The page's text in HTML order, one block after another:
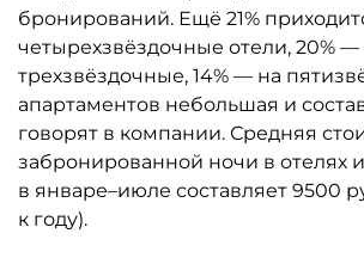
бронирований. Ещё 21%
четырехзвёздочные отели, 20% —
трехзвёздочные, 14% — на
апартаментов небольшая и
говорят в компании. Средняя
забронированной ночи в отелях
в январе–июле составляет 9500
к году).